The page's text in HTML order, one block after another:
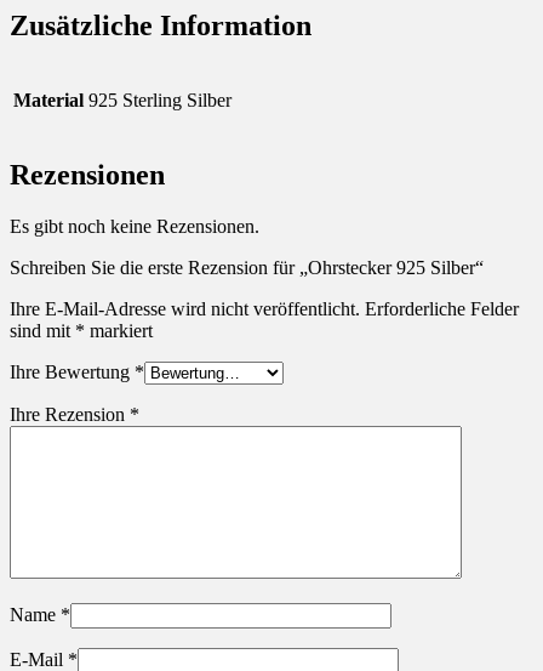
Zusätzliche Information
Material 925 Sterling Silber
Rezensionen
Es gibt noch keine Rezensionen.
Schreiben Sie die erste Rezension für „Ohrstecker 925 Silber“
Ihre E-Mail-Adresse wird nicht veröffentlicht. Erforderliche Felder
sind mit * markiert
Ihre Bewertung *
Ihre Rezension *
Name *
E-Mail *